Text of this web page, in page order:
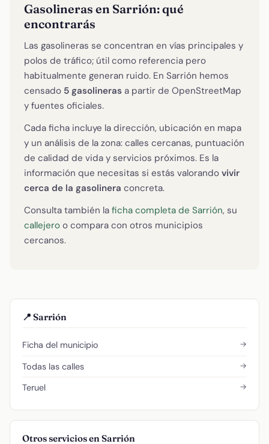
Gasolineras en Sarrión: qué
encontrarás
Las gasolineras se concentran en vías principales y
polos de tráfico; útil como referencia pero
habitualmente generan ruido. En Sarrión hemos
censado 5 gasolineras a partir de OpenStreetMap
y fuentes oficiales.
Cada ficha incluye la dirección, ubicación en mapa
y un análisis de la zona: calles cercanas, puntuación
de calidad de vida y servicios próximos. Es la
información que necesitas si estás valorando vivir
cerca de la gasolinera concreta.
Consulta también la ficha completa de Sarrión, su
callejero o compara con otros municipios
cercanos.
📍 Sarrión
Ficha del municipio →
Todas las calles →
Teruel →
Otros servicios en Sarrión